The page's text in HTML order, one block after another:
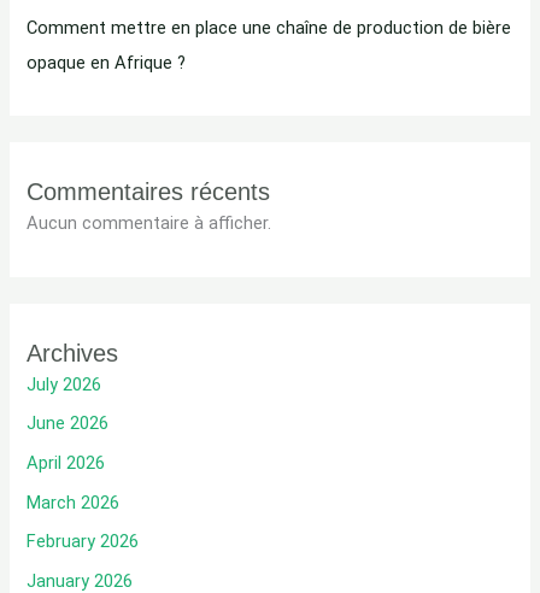
Comment mettre en place une chaîne de production de bière
opaque en Afrique ?
Commentaires récents
Aucun commentaire à afficher.
Archives
July 2026
June 2026
April 2026
March 2026
February 2026
January 2026